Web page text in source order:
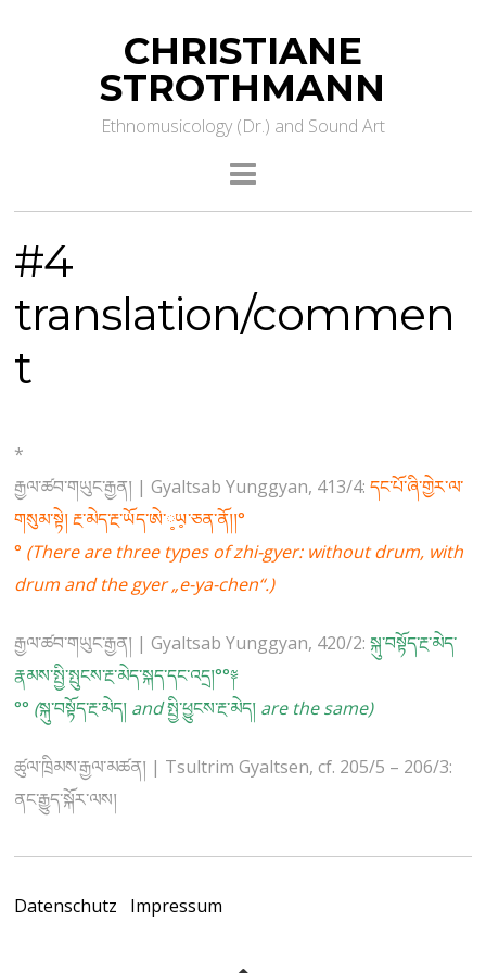
CHRISTIANE
STROTHMANN
Ethnomusicology (Dr.) and Sound Art
#4
translation/commen
t
*
རྒྱལ་ཚབ་གཡུང་རྒྱན། | Gyaltsab Yunggyan, 413/4:དང་པོ་ཞི་གྱེར་ལ་
གསུམ་སྟེ། རྔ་མེད་རྔ་ཡོད་ཨེ་༷ཡ༷་ཅན་ནོ།།°
° (There are three types of zhi-gyer: without drum, with
drum and the gyer „e-ya-chen“.)
རྒྱལ་ཚབ་གཡུང་རྒྱན། | Gyaltsab Yunggyan, 420/2:སྐུ་བསྟོད་རྔ་མེད་
རྣམས་སྤྱི་སྤུངས་རྔ་མེད་སྐད་དང་འདྲ།°°༈
°° (སྐུ་བསྟོད་རྔ་མེད། andསྤྱི་ཕྱུངས་རྔ་མེད། are the same)
ཚུལ་ཁྲིམས་རྒྱལ་མཚན། | Tsultrim Gyaltsen, cf. 205/5 – 206/3:
ནང་རྒྱུད་སྐོར་ལས།
Datenschutz Impressum